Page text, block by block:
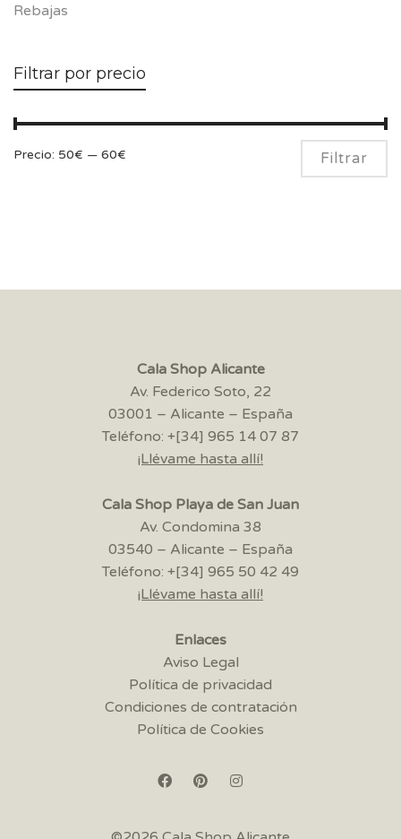
Rebajas
Filtrar por precio
Filtrar
Precio: 50€ — 60€
Cala Shop Alicante
Av. Federico Soto, 22
03001 – Alicante – España
Teléfono: +[34] 965 14 07 87
¡Llévame hasta allí!
Cala Shop Playa de San Juan
Av. Condomina 38
03540 – Alicante – España
Teléfono: +[34] 965 50 42 49
¡Llévame hasta allí!
Enlaces
Aviso Legal
Política de privacidad
Condiciones de contratación
Política de Cookies